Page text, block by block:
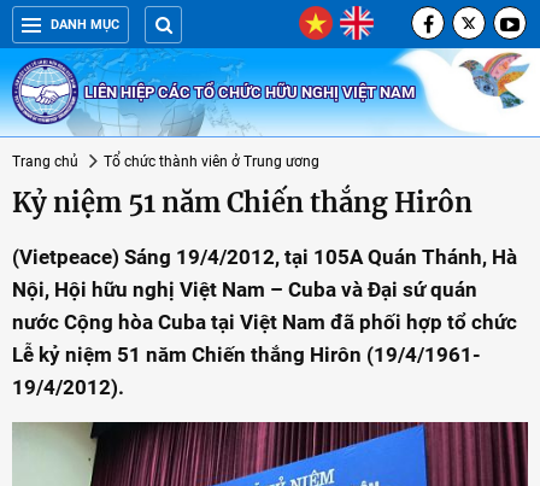
DANH MỤC
LIÊN HIỆP CÁC TỔ CHỨC HỮU NGHỊ VIỆT NAM
Trang chủ Tổ chức thành viên ở Trung ương
Kỷ niệm 51 năm Chiến thắng Hirôn
(Vietpeace) Sáng 19/4/2012, tại 105A Quán Thánh, Hà
Nội, Hội hữu nghị Việt Nam – Cuba và Đại sứ quán
nước Cộng hòa Cuba tại Việt Nam đã phối hợp tổ chức
Lễ kỷ niệm 51 năm Chiến thắng Hirôn (19/4/1961-
19/4/2012).